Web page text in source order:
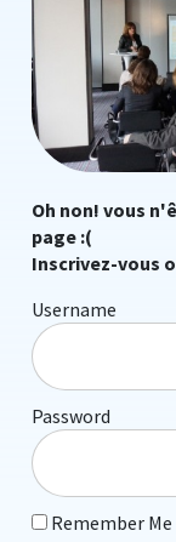
Oh non! vous
page :(
Inscrivez-vous
Username
Password
Remember Me